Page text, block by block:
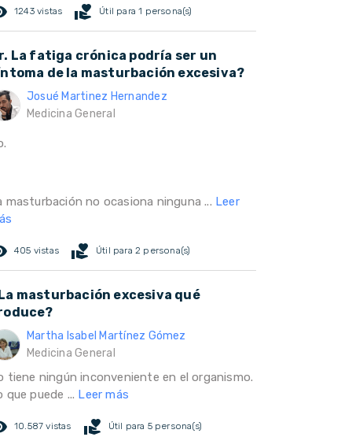
1243 vistas volunteer_activism Útil para 1 persona(s)
La fatiga crónica podría ser un
de la masturbación excesiva?
Josué Martinez Hernandez
Medicina General
masturbación no ocasiona ninguna ... Leer
405 vistas volunteer_activism Útil para 2 persona(s)
masturbación excesiva qué
Martha Isabel Martínez Gómez
Medicina General
tiene ningún inconveniente en el organismo.
que puede ... Leer más
10.587 vistas volunteer_activism Útil para 5 persona(s)